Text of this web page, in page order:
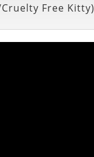
Free Kitty)